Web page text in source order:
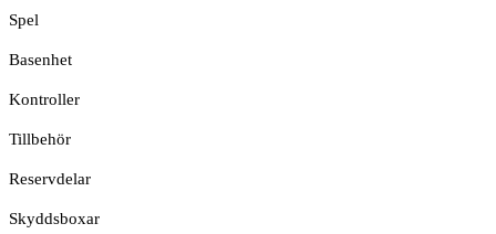
Spel
Basenhet
Kontroller
Tillbehör
Reservdelar
Skyddsboxar